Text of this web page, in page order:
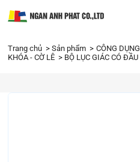
Trang chủ Sản phẩm CÔNG
KHÓA - CỜ LÊ
BỘ LỤC GIÁC CÓ